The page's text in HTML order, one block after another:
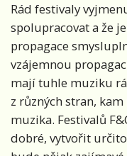
Rád festivaly
spolupracovat a že
propagace
vzájemnou
mají tuhle muziku
z různých stran,
muzika. Festivalů
dobré, vytvořit